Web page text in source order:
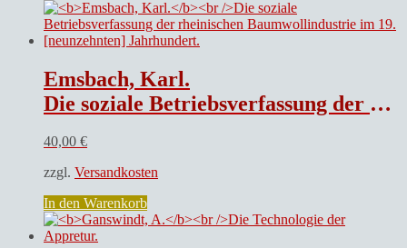
Emsbach, Karl.
Die soziale Betriebsverfassung der rheinischen Baumwollindustrie im 19. [neunzehnten] Jahrhundert.
40,00 €
zzgl. Versandkosten
In den Warenkorb